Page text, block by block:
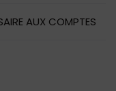
AUX COMPTES